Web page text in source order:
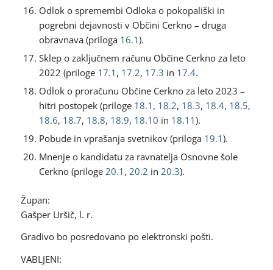
Odlok o spremembi Odloka o pokopališki in
pogrebni dejavnosti v Občini Cerkno – druga
obravnava (priloga 16.1).
Sklep o zaključnem računu Občine Cerkno za leto
2022 (priloge 17.1 , 17.2, 17.3 in 17.4.
Odlok o proračunu Občine Cerkno za leto 2023 –
hitri postopek (priloge 18.1 , 18.2, 18.3, 18.4, 18.5,
18.6, 18.7, 18.8, 18.9, 18.10 in 18.11).
Pobude in vprašanja svetnikov (priloga 19.1).
Mnenje o kandidatu za ravnatelja Osnovne šole
Cerkno (priloge 20.1 , 20.2 in 20.3).
Župan:
Gašper Uršič, l. r.
Gradivo bo posredovano po elektronski pošti.
VABLJENI: